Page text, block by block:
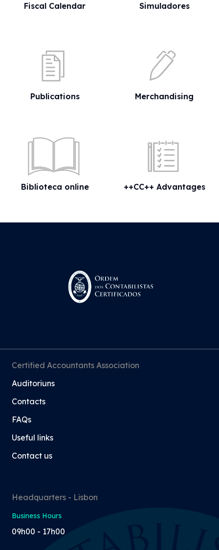
Fiscal Calendar Simuladores
Publications Merchandising
Biblioteca online ++CC++ Advantages
Certified Accountants Association
Auditoriuns
Contacts
FAQs
Useful links
Contact us
Headquarters - Lisbon
Business Hours
09h00 - 17h00